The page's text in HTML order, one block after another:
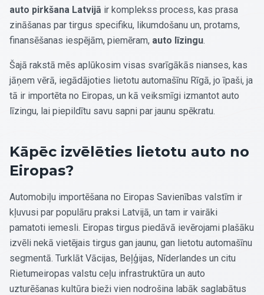
auto pirkšana Latvijā ir komplekss process, kas prasa
zināšanas par tirgus specifiku, likumdošanu un, protams,
finansēšanas iespējām, piemēram, auto līzingu.
Šajā rakstā mēs aplūkosim visas svarīgākās nianses, kas
jāņem vērā, iegādājoties lietotu automašīnu Rīgā, jo īpaši, ja
tā ir importēta no Eiropas, un kā veiksmīgi izmantot auto
līzingu, lai piepildītu savu sapni par jaunu spēkratu.
Kāpēc izvēlēties lietotu auto no
Eiropas?
Automobiļu importēšana no Eiropas Savienības valstīm ir
kļuvusi par populāru praksi Latvijā, un tam ir vairāki
pamatoti iemesli. Eiropas tirgus piedāvā ievērojami plašāku
izvēli nekā vietējais tirgus gan jaunu, gan lietotu automašīnu
segmentā. Turklāt Vācijas, Beļģijas, Nīderlandes un citu
Rietumeiropas valstu ceļu infrastruktūra un auto
uzturēšanas kultūra bieži vien nodrošina labāk saglabātus